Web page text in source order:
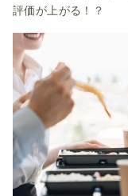
評価が上がる！？